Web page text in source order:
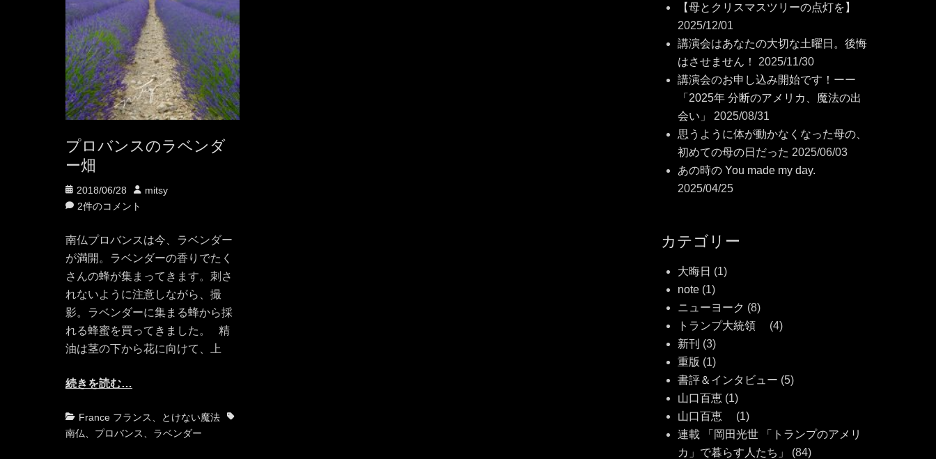
プロバンスのラベンダ
ー畑
投
稿
2018/06/28
投
稿
mitsy
2件のコメント
南仏プロバンスは今、ラベンダー
が満開。ラベンダーの香りでたく
さんの蜂が集まってきます。刺さ
れないように注意しながら、撮
影。ラベンダーに集まる蜂から採
れる蜂蜜を買ってきました。 精
油は茎の下から花に向けて、上
続きを読む…
カ
テ
France フランス、 とけない魔法
タ
南仏、 プロバンス、 ラベンダー
【母とクリスマスツリーの点灯を】
2025/12/01
講演会はあなたの大切な土曜日。後悔
はさせません！
2025/11/30
講演会のお申し込み開始です！ーー
「2025年 分断のアメリカ、魔法の出
会い」
2025/08/31
思うように体が動かなくなった母の、
初めての母の日だった 2025/06/03
あの時の You made my day.
2025/04/25
カテゴリー
大晦日 (1)
note (1)
ニューヨーク (8)
トランプ大統領
(4)
新刊 (3)
重版 (1)
書評＆インタビュー (5)
山口百恵 (1)
山口百恵
(1)
連載 「岡田光世 「トランプのアメリ
カ」で暮らす人たち」
(84)